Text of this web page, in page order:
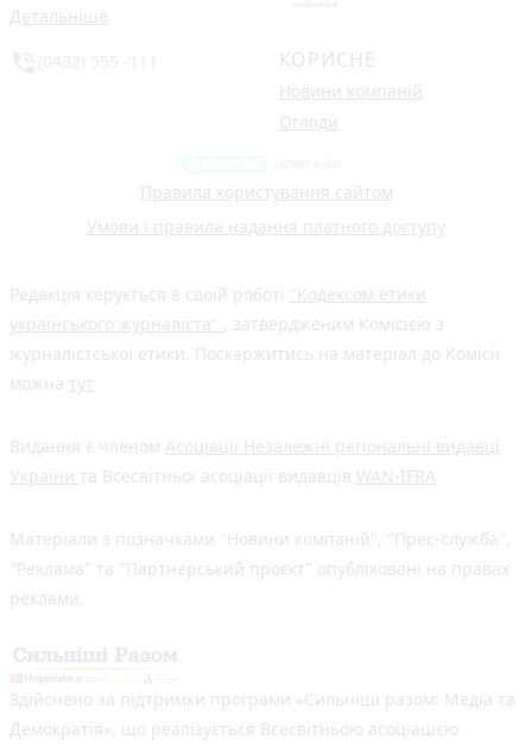
Детальніше
КОРИСНЕ
Новини компаній
Огляди
Правила користування сайтом
Умови і правила надання платного доступу
Редакція керується в своїй роботі "Кодексом етики
українського журналіста" , затвердженим Комісією з
журналістської етики. Поскаржитись на матеріал до Комісії
можна тут
Видання є членом Асоціації Незалежні регіональні видавці
України та Всесвітньої асоціації видавців WAN-IFRA
Матеріали з позначками "Новини компаній", "Прес-служба",
"Реклама" та "Партнерський проєкт" опубліковані на правах
реклами.
Здійснено за підтримки програми «Сильніші разом: Медіа та
Демократія», що реалізується Всесвітньою асоціацією